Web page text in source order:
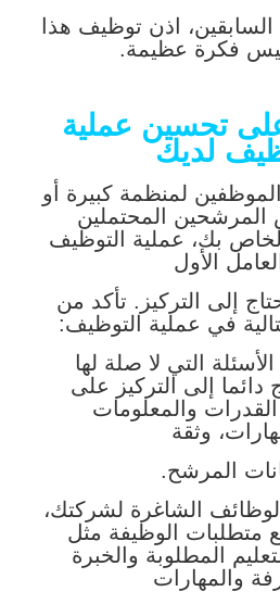
السابقين، اذن توظيف هذا
فكرة عظيمة.
تحسين عملية
لديك
لمنظمة كبيرة أو
المحتملين
بك، عملية التوظيف
الأول
إلى التركيز. تأكد من
في عملية التوظيف:
التي لا صلة لها
دائما إلى التركيز على
والمعلومات
وثقة
المرشح.
الشاغرة لشركتك،
متطلبات الوظيفة مثل
المطلوبة والخبرة
والمهارات